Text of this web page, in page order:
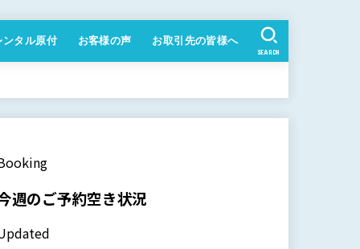
ンタル原付 お客様の声 お取引先の皆様へ
SEARCH